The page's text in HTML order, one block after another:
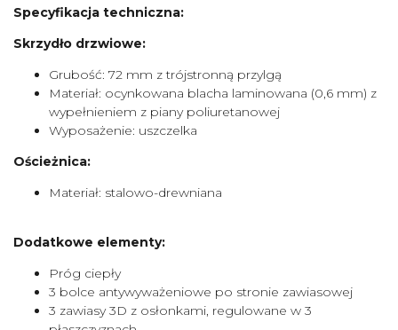
Specyfikacja techniczna:
Skrzydło drzwiowe:
Grubość: 72 mm z trójstronną przylgą
Materiał: ocynkowana blacha laminowana (0,6 mm) z
wypełnieniem z piany poliuretanowej
Wyposażenie: uszczelka
Ościeżnica:
Materiał: stalowo-drewniana
Dodatkowe elementy:
Próg ciepły
3 bolce antywyważeniowe po stronie zawiasowej
3 zawiasy 3D z osłonkami, regulowane w 3